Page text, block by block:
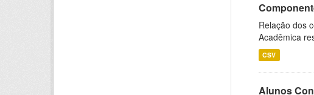
Relação dos
Acadêmica
CSV
Alunos